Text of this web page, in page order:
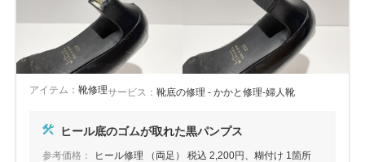
アイテム： 靴修理サービス： 靴底の修理 - かかと修理-婦人靴
ヒール底のゴムが取れた黒パンプス
参考価格：
ヒール修理 （両足） 税込 2,200円、糊付け 1箇所